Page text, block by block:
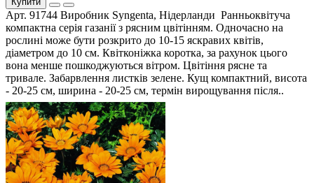
Арт. 91744 Виробник Syngenta, Нідерланди Ранньоквітуча
компактна серія газанії з рясним цвітінням. Одночасно на
рослині може бути розкрито до 10-15 яскравих квітів,
діаметром до 10 см. Квітконіжка коротка, за рахунок цього
вона менше пошкоджуються вітром. Цвітіння рясне та
тривале. Забарвлення листків зелене. Кущ компактний, висота
- 20-25 см, ширина - 20-25 см, термін вирощування після..